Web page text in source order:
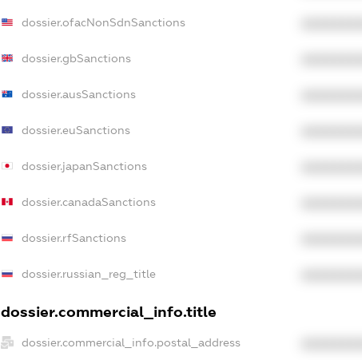
dossier.ofacNonSdnSanctions
dossier.gbSanctions
dossier.ausSanctions
dossier.euSanctions
dossier.japanSanctions
dossier.canadaSanctions
dossier.rfSanctions
dossier.russian_reg_title
dossier.commercial_info.title
dossier.commercial_info.postal_address